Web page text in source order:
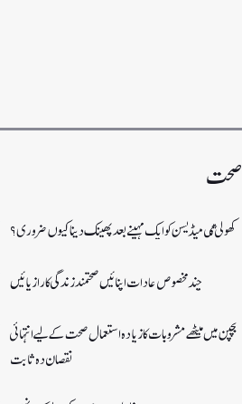
صحت
کھولی گٸی میڈیسن کو ایک مہینے بعد پھینک دینا کیوں ضروری؟
چند مخصوص عادات اپنائیں صحتمند زندگی کا راز پائیں
بچپن میں میٹھے مشروبات کا زیادہ استعمال صحت کے لیے انتہائی
نقصان دہ ثابت